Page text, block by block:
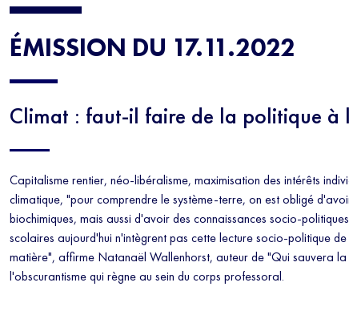
ÉMISSION DU 17.11.2022
Climat : faut-il faire de la politique à
Capitalisme rentier, néo-libéralisme, maximisation des intérêts
climatique, "pour comprendre le système-terre, on est obligé
biochimiques, mais aussi d'avoir des connaissances socio-
scolaires aujourd'hui n'intègrent pas cette lecture socio-politique
matière", affirme Natanaël Wallenhorst, auteur de "Qui sauvera
l'obscurantisme qui règne au sein du corps professoral.